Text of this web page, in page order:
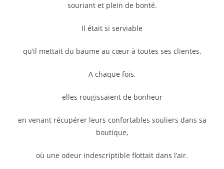
souriant et plein de bonté.
Il était si serviable
qu’il mettait du baume au cœur à toutes ses clientes.
A chaque fois,
elles rougissaient de bonheur
en venant récupérer leurs confortables souliers dans sa
boutique,
où une odeur indescriptible flottait dans l’air.